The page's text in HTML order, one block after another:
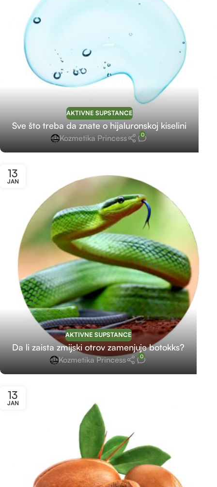
AKTIVNE SUPSTANCE
Sve što treba da znate o hijaluronskoj kiselini
Kozmetika Princess 0
13
JAN
AKTIVNE SUPSTANCE
Da li zaista zmijski otrov zamenjuje botokks?
Kozmetika Princess 0
13
JAN